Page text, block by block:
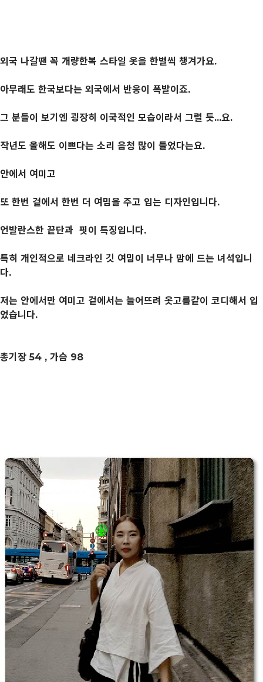
외국 나갈땐 꼭 개량한복 스타일 옷을 한벌씩 챙겨가요.
아무래도 한국보다는 외국에서 반응이 폭발이죠.
그 분들이 보기엔 굉장히 이국적인 모습이라서 그럴 듯...요.
작년도 올해도 이쁘다는 소리 음청 많이 들었다는요.
안에서 여미고
또 한번 겉에서 한번 더 여밈을 주고 입는 디자인입니다.
언발란스한 끝단과 핏이 특징입니다.
특히 개인적으로 네크라인 깃 여밈이 너무나 맘에 드는 녀석입니
다.
저는 안에서만 여미고 겉에서는 늘어뜨려 옷고름같이 코디해서 입
었습니다.
총기장 54 , 가슴 98